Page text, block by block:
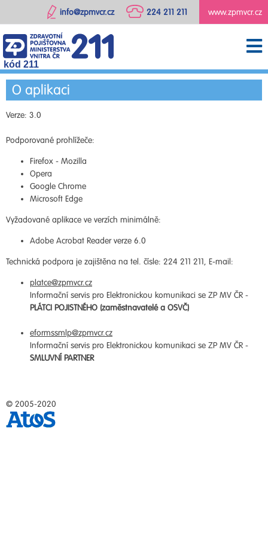
www.zpmvcr.cz
224 211 211
info@zpmvcr.cz
kód 211
O aplikaci
Verze: 3.0
Podporované prohlížeče:
Firefox - Mozilla
Opera
Google Chrome
Microsoft Edge
Vyžadované aplikace ve verzích minimálně:
Adobe Acrobat Reader verze 6.0
Technická podpora je zajištěna na tel. čísle: 224 211 211, E-mail:
platce@zpmvcr.cz
Informační servis pro Elektronickou komunikaci se ZP MV ČR -
PLÁTCI POJISTNÉHO (zaměstnavatelé a OSVČ)
eformssmlp@zpmvcr.cz
Informační servis pro Elektronickou komunikaci se ZP MV ČR -
SMLUVNÍ PARTNER
© 2005-2020